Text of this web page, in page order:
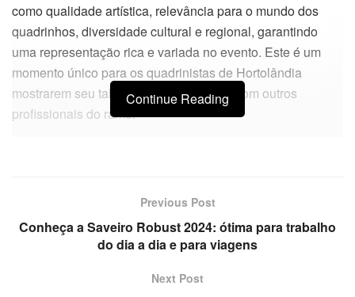
como qualidade artística, relevância para o mundo dos
quadrinhos, diversidade cultural e regional, garantindo
uma representação rica e variada no evento. Este é um
momento único para os quadrinistas de Hortolândia
mostrarem seu talento e se conectarem com outros
profissionais do ramo.
Continue Reading
Previous Post
Conheça a Saveiro Robust 2024: ótima para trabalho
do dia a dia e para viagens
Next Post